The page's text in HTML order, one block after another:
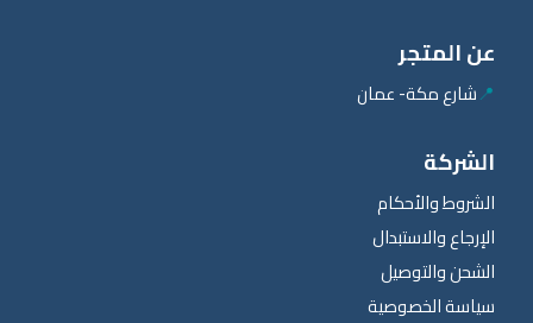
عن المتجر
📍شارع مكة- عمان
الشركة
الشروط والأحكام
الإرجاع والاستبدال
الشحن والتوصيل
سياسة الخصوصية